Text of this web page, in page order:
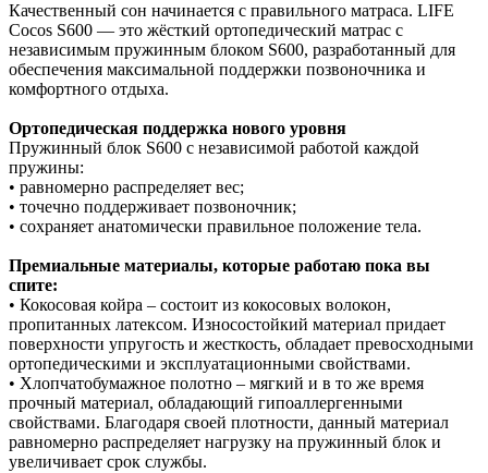
Качественный сон начинается с правильного матраса. LIFE
Cocos S600 — это жёсткий ортопедический матрас с
независимым пружинным блоком S600, разработанный для
обеспечения максимальной поддержки позвоночника и
комфортного отдыха.
Ортопедическая поддержка нового уровня
Пружинный блок S600 с независимой работой каждой
пружины:
• равномерно распределяет вес;
• точечно поддерживает позвоночник;
• сохраняет анатомически правильное положение тела.
Премиальные материалы, которые работаю пока вы
спите:
• Кокосовая койра – состоит из кокосовых волокон,
пропитанных латексом. Износостойкий материал придает
поверхности упругость и жесткость, обладает превосходными
ортопедическими и эксплуатационными свойствами.
• Хлопчатобумажное полотно – мягкий и в то же время
прочный материал, обладающий гипоаллергенными
свойствами. Благодаря своей плотности, данный материал
равномерно распределяет нагрузку на пружинный блок и
увеличивает срок службы.